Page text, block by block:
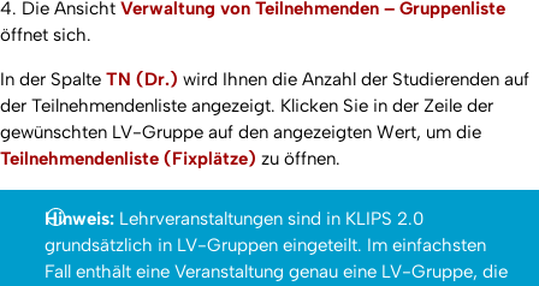
4. Die Ansicht Verwaltung von Teilnehmenden – Gruppenliste
öffnet sich.
In der Spalte TN (Dr.) wird Ihnen die Anzahl der Studierenden auf
der Teilnehmendenliste angezeigt. Klicken Sie in der Zeile der
gewünschten LV-Gruppe auf den angezeigten Wert, um die
Teilnehmendenliste (Fixplätze) zu öffnen.
Hinweis: Lehrveranstaltungen sind in KLIPS 2.0
grundsätzlich in LV-Gruppen eingeteilt. Im einfachsten
Fall enthält eine Veranstaltung genau eine LV-Gruppe, die